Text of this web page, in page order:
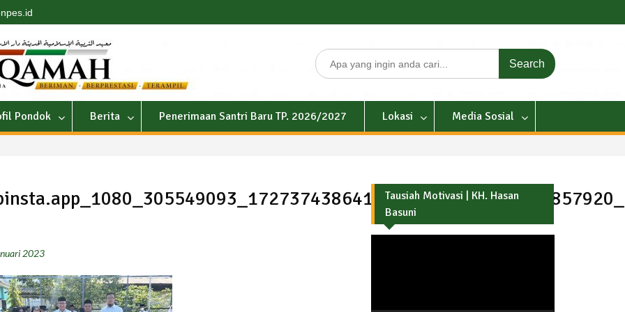
Search
for:
Pondok Berita Penerimaan Santri Baru TP. 2026/2027 Lokasi Media Sosial
2023
Tausiah Motivasi | KH. Hasan
Basuni